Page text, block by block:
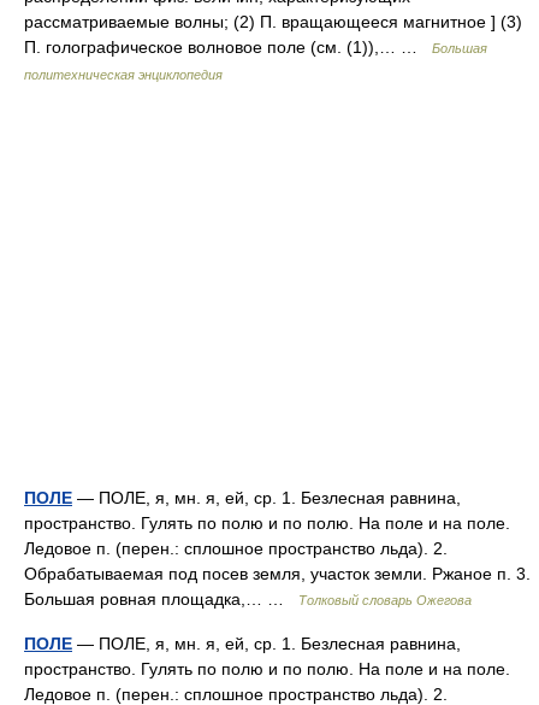
рассматриваемые волны; (2) П. вращающееся магнитное ] (3)
П. голографическое волновое поле (см. (1)),… …
Большая
политехническая энциклопедия
ПОЛЕ — ПОЛЕ, я, мн. я, ей, ср. 1. Безлесная равнина,
пространство. Гулять по полю и по полю. На поле и на поле.
Ледовое п. (перен.: сплошное пространство льда). 2.
Обрабатываемая под посев земля, участок земли. Ржаное п. 3.
Большая ровная площадка,… …
Толковый словарь Ожегова
ПОЛЕ — ПОЛЕ, я, мн. я, ей, ср. 1. Безлесная равнина,
пространство. Гулять по полю и по полю. На поле и на поле.
Ледовое п. (перен.: сплошное пространство льда). 2.